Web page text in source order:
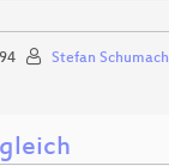
Stefan